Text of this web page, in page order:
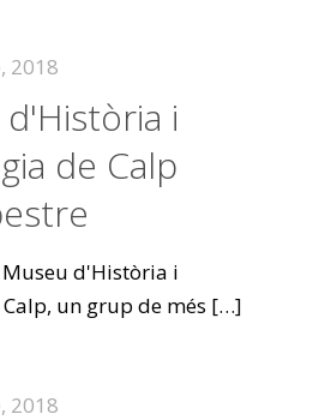
2018
i
de Calp
d'Història i
un grup de més […]
2018